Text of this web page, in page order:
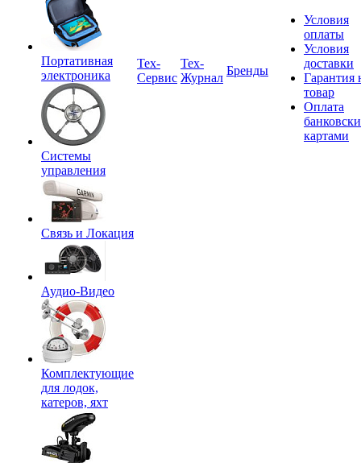
Портативная
электроника
Системы
управления
Связь и Локация
Аудио-Видео
Комплектующие
для лодок,
катеров, яхт
Tex-
Сервис
Тех-
Журнал
Бренды
Условия
оплаты
Условия
доставки
Гарантия
товар
Оплата
картами